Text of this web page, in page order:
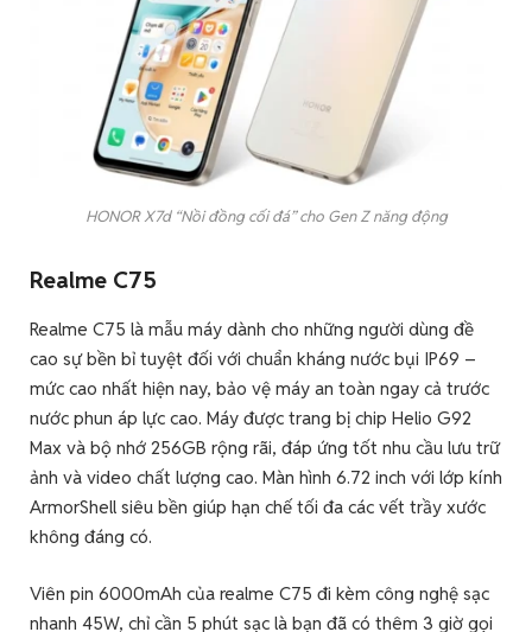
HONOR X7d “Nồi đồng cối đá” cho Gen Z năng động
Realme C75
Realme C75 là mẫu máy dành cho những người dùng đề
cao sự bền bỉ tuyệt đối với chuẩn kháng nước bụi IP69 –
mức cao nhất hiện nay, bảo vệ máy an toàn ngay cả trước
nước phun áp lực cao. Máy được trang bị chip Helio G92
Max và bộ nhớ 256GB rộng rãi, đáp ứng tốt nhu cầu lưu trữ
ảnh và video chất lượng cao. Màn hình 6.72 inch với lớp kính
ArmorShell siêu bền giúp hạn chế tối đa các vết trầy xước
không đáng có.
Viên pin 6000mAh của realme C75 đi kèm công nghệ sạc
nhanh 45W, chỉ cần 5 phút sạc là bạn đã có thêm 3 giờ gọi